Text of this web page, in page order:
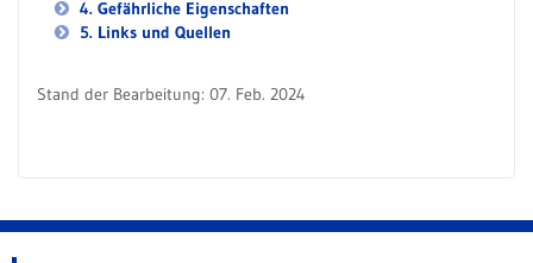
4. Gefährliche Eigenschaften
5. Links und Quellen
Stand der Bearbeitung: 07. Feb. 2024